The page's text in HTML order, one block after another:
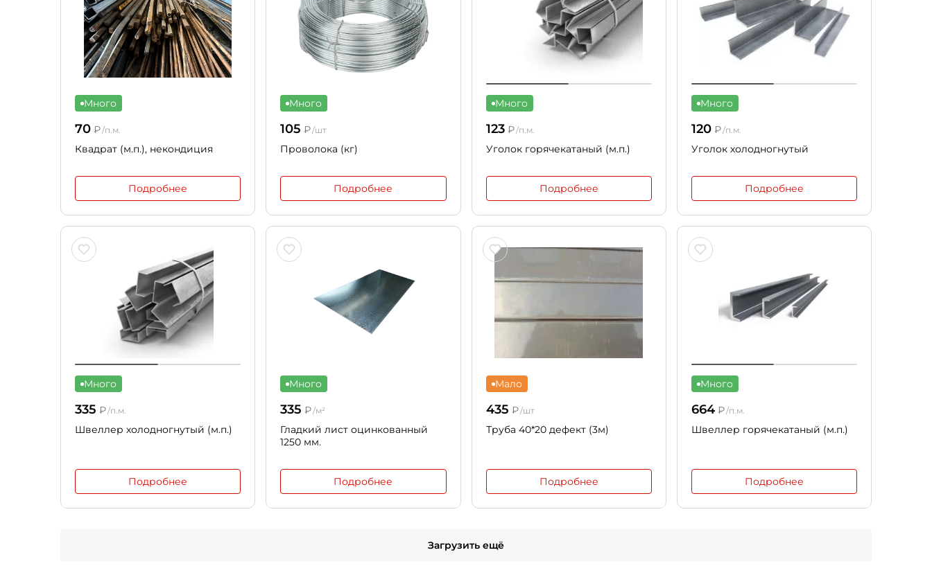
Много
70 ₽/п.м.
Квадрат (м.п.), некондиция
Подробнее
Много
105 ₽/шт
Проволока (кг)
Подробнее
Много
123₽/п.м.
Уголок горячекатаный (м.п.)
Подробнее
Много
120₽/п.м.
Уголок холодногнутый
Подробнее
Много
335 ₽/п.м.
Швеллер холодногнутый (м.п.)
Подробнее
Много
335 ₽/м²
Гладкий лист оцинкованный
1250 мм.
Подробнее
Мало
435 ₽/шт
Труба 40*20 дефект (3м)
Подробнее
Много
664₽/п.м.
Швеллер горячекатаный (м.п.)
Подробнее
Загрузить ещё